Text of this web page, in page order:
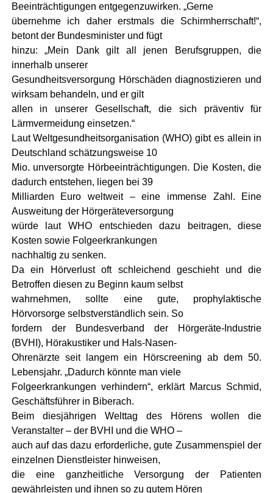
Beeinträchtigungen entgegenzuwirken. „Gerne
übernehme ich daher erstmals die Schirmherrschaft!“,
betont der Bundesminister und fügt
hinzu: „Mein Dank gilt all jenen Berufsgruppen, die
innerhalb unserer
Gesundheitsversorgung Hörschäden diagnostizieren und
wirksam behandeln, und er gilt
allen in unserer Gesellschaft, die sich präventiv für
Lärmvermeidung einsetzen.“
Laut Weltgesundheitsorganisation (WHO) gibt es allein in
Deutschland schätzungsweise 10
Mio. unversorgte Hörbeeinträchtigungen. Die Kosten, die
dadurch entstehen, liegen bei 39
Milliarden Euro weltweit – eine immense Zahl. Eine
Ausweitung der Hörgeräteversorgung
würde laut WHO entschieden dazu beitragen, diese
Kosten sowie Folgeerkrankungen
nachhaltig zu senken.
Da ein Hörverlust oft schleichend geschieht und die
Betroffen diesen zu Beginn kaum selbst
wahrnehmen, sollte eine gute, prophylaktische
Hörvorsorge selbstverständlich sein. So
fordern der Bundesverband der Hörgeräte-Industrie
(BVHI), Hörakustiker und Hals-Nasen-
Ohrenärzte seit langem ein Hörscreening ab dem 50.
Lebensjahr. „Dadurch könnte man viele
Folgeerkrankungen verhindern“, erklärt Marcus Schmid,
Geschäftsführer in Biberach.
Beim diesjährigen Welttag des Hörens wollen die
Veranstalter – der BVHI und die WHO –
auch auf das dazu erforderliche, gute Zusammenspiel der
einzelnen Dienstleister hinweisen,
die eine ganzheitliche Versorgung der Patienten
gewährleisten und ihnen so zu gutem Hören